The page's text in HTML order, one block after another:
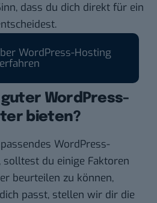
dass du dich direkt für ein
WordPress-Hosting
erfahren
WordPress-
bieten?
WordPress-
du einige Faktoren
beurteilen zu können,
passt, stellen wir dir die